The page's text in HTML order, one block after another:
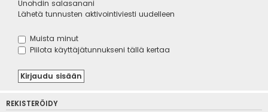
Unohdin salasanani
Lähetä tunnusten aktivointiviesti uudelleen
Muista minut
Piilota käyttäjätunnukseni tällä kertaa
REKISTERÖIDY